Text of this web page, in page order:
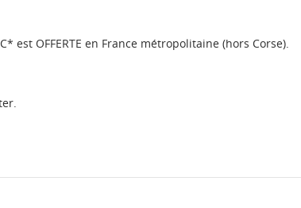
est OFFERTE en France métropolitaine (hors Corse).